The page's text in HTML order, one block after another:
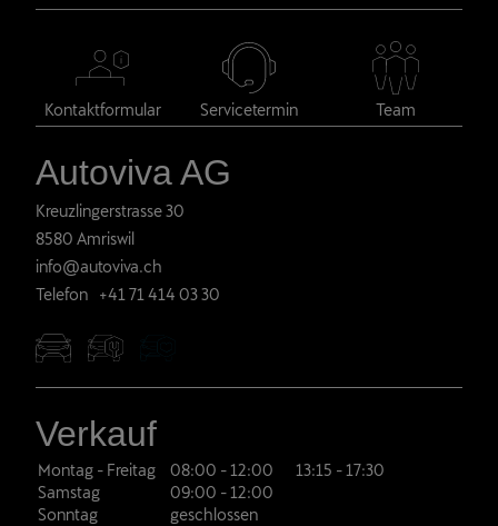
Kontaktformular Servicetermin Team
Autoviva AG
Kreuzlingerstrasse 30
8580 Amriswil
info@autoviva.ch
Telefon
+41 71 414 03 30
Verkauf
Montag - Freitag 08:00 - 12:00 13:15 - 17:30
Samstag
09:00 - 12:00
Sonntag
geschlossen